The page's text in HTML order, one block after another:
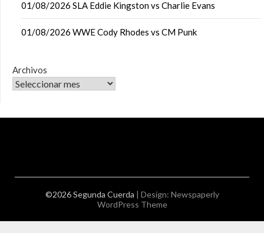
01/08/2026 SLA Eddie Kingston vs Charlie Evans
01/08/2026 WWE Cody Rhodes vs CM Punk
Archivos
©2026 Segunda Cuerda | Design: Newspaperly
WordPress Theme